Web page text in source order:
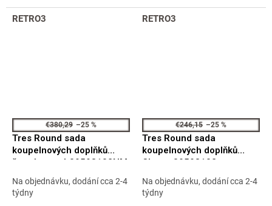
RETRO3
€380,29 –25 %
Tres Round sada
koupelnových doplňků
černá matná 09598102NM
Na objednávku, dodání cca 2-4
týdny
RETRO3
€246,15 –25 %
Tres Round sada
koupelnových doplňků
Chrom 09598102
Na objednávku, dodání cca 2-4
týdny